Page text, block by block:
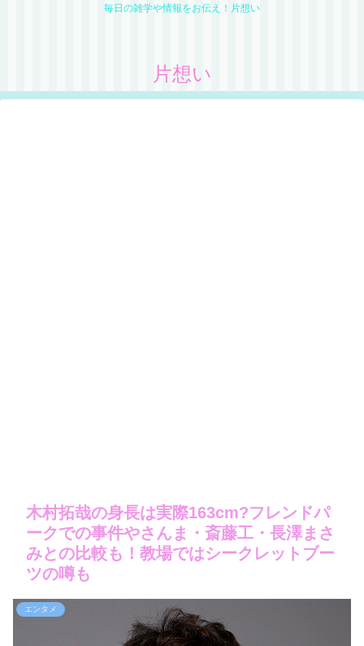
毎日の雑学や情報をお伝え！片想い
片想い
木村拓哉の身長は実際163cm?フレンドパ
ークでの事件やさんま・斎藤工・長澤まさ
みとの比較も！教場ではシークレットブー
ツの噂も
エンタメ